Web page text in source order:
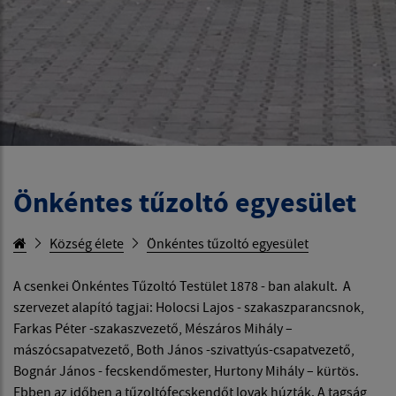
Önkéntes tűzoltó egyesület
Község élete Önkéntes tűzoltó egyesület
A csenkei Önkéntes Tűzoltó Testület 1878 - ban alakult. A
szervezet alapító tagjai: Holocsi Lajos - szakaszparancsnok,
Farkas Péter -szakaszvezető, Mészáros Mihály –
mászócsapatvezető, Both János -szivattyús-csapatvezető,
Bognár János - fecskendőmester, Hurtony Mihály – kürtös.
Ebben az időben a tűzoltófecskendőt lovak húzták. A tagság